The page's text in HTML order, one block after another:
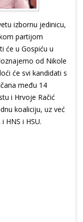
izbornu jedinicu,
partijom
će u Gospiću u
od Nikole
će svi kandidati s
među 14
i Hrvoje Račić
koaliciju, uz već
HNS i HSU.